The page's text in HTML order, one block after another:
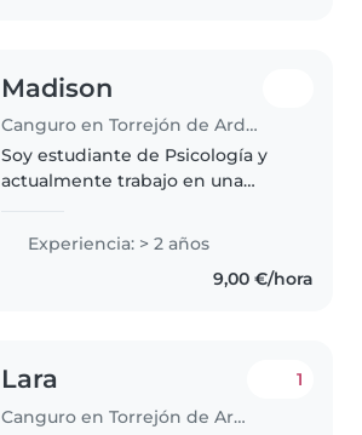
Madison
Canguro en Torrejón de Ardoz
Soy estudiante de Psicología y
actualmente trabajo en una
encargo de técnicas de estudio y
apoyo escolar. Tengo experiencia
Experiencia: > 2 años
9,00 €/hora
Lara
Canguro en Torrejón de Ardoz
1